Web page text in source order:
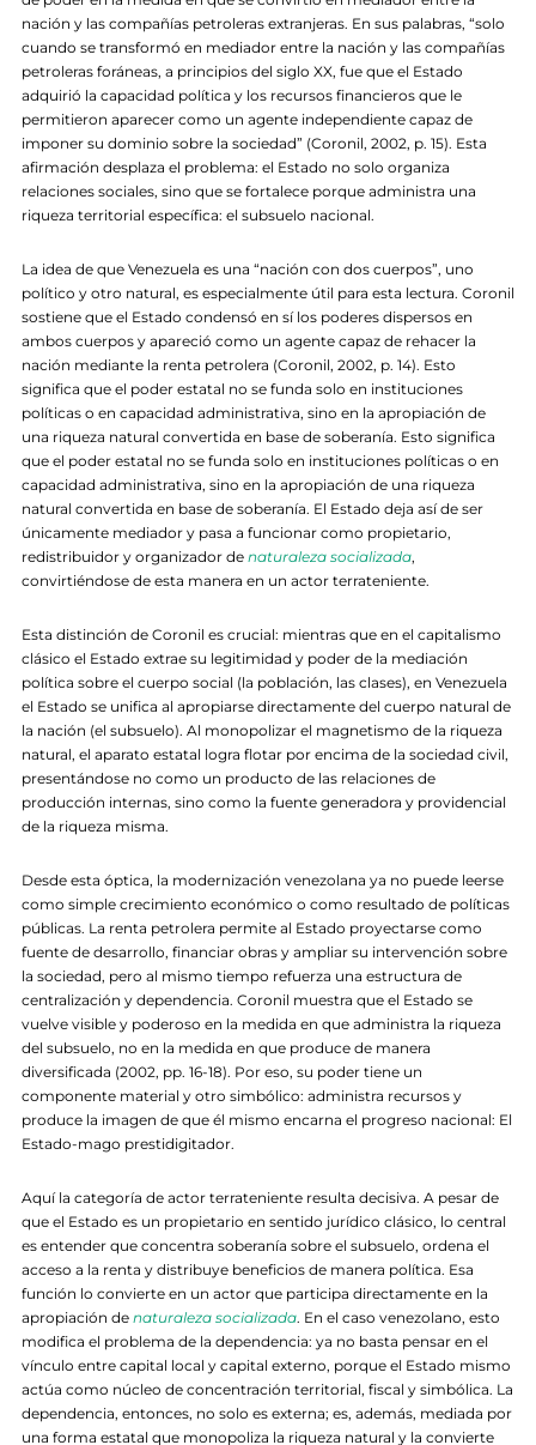
nación y las compañías petroleras extranjeras. En sus palabras, “solo
cuando se transformó en mediador entre la nación y las compañías
petroleras foráneas, a principios del siglo XX, fue que el Estado
adquirió la capacidad política y los recursos financieros que le
permitieron aparecer como un agente independiente capaz de
imponer su dominio sobre la sociedad” (Coronil, 2002, p. 15). Esta
afirmación desplaza el problema: el Estado no solo organiza
relaciones sociales, sino que se fortalece porque administra una
riqueza territorial específica: el subsuelo nacional.
La idea de que Venezuela es una “nación con dos cuerpos”, uno
político y otro natural, es especialmente útil para esta lectura. Coronil
sostiene que el Estado condensó en sí los poderes dispersos en
ambos cuerpos y apareció como un agente capaz de rehacer la
nación mediante la renta petrolera (Coronil, 2002, p. 14). Esto
significa que el poder estatal no se funda solo en instituciones
políticas o en capacidad administrativa, sino en la apropiación de
una riqueza natural convertida en base de soberanía. Esto significa
que el poder estatal no se funda solo en instituciones políticas o en
capacidad administrativa, sino en la apropiación de una riqueza
natural convertida en base de soberanía. El Estado deja así de ser
únicamente mediador y pasa a funcionar como propietario,
redistribuidor y organizador de naturaleza socializada,
convirtiéndose de esta manera en un actor terrateniente.
Esta distinción de Coronil es crucial: mientras que en el capitalismo
clásico el Estado extrae su legitimidad y poder de la mediación
política sobre el cuerpo social (la población, las clases), en Venezuela
el Estado se unifica al apropiarse directamente del cuerpo natural de
la nación (el subsuelo). Al monopolizar el magnetismo de la riqueza
natural, el aparato estatal logra flotar por encima de la sociedad civil,
presentándose no como un producto de las relaciones de
producción internas, sino como la fuente generadora y providencial
de la riqueza misma.
Desde esta óptica, la modernización venezolana ya no puede leerse
como simple crecimiento económico o como resultado de políticas
públicas. La renta petrolera permite al Estado proyectarse como
fuente de desarrollo, financiar obras y ampliar su intervención sobre
la sociedad, pero al mismo tiempo refuerza una estructura de
centralización y dependencia. Coronil muestra que el Estado se
vuelve visible y poderoso en la medida en que administra la riqueza
del subsuelo, no en la medida en que produce de manera
diversificada (2002, pp. 16-18). Por eso, su poder tiene un
componente material y otro simbólico: administra recursos y
produce la imagen de que él mismo encarna el progreso nacional: El
Estado-mago prestidigitador.
Aquí la categoría de actor terrateniente resulta decisiva. A pesar de
que el Estado es un propietario en sentido jurídico clásico, lo central
es entender que concentra soberanía sobre el subsuelo, ordena el
acceso a la renta y distribuye beneficios de manera política. Esa
función lo convierte en un actor que participa directamente en la
apropiación de naturaleza socializada. En el caso venezolano, esto
modifica el problema de la dependencia: ya no basta pensar en el
vínculo entre capital local y capital externo, porque el Estado mismo
actúa como núcleo de concentración territorial, fiscal y simbólica. La
dependencia, entonces, no solo es externa; es, además, mediada por
una forma estatal que monopoliza la riqueza natural y la convierte